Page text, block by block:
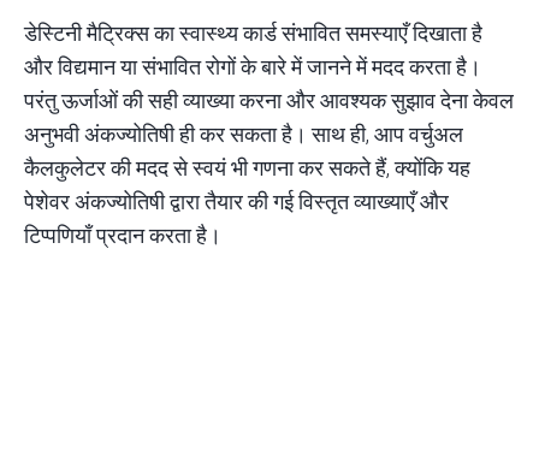
डेस्टिनी मैट्रिक्स का स्वास्थ्य कार्ड संभावित समस्याएँ दिखाता है
और विद्यमान या संभावित रोगों के बारे में जानने में मदद करता है।
परंतु ऊर्जाओं की सही व्याख्या करना और आवश्यक सुझाव देना केवल
अनुभवी अंकज्योतिषी ही कर सकता है। साथ ही, आपवर्चुअल
कैलकुलेटरकी मदद से स्वयं भी गणना कर सकते हैं, क्योंकि यह
पेशेवर अंकज्योतिषी द्वारा तैयार की गई विस्तृत व्याख्याएँ और
टिप्पणियाँ प्रदान करता है।